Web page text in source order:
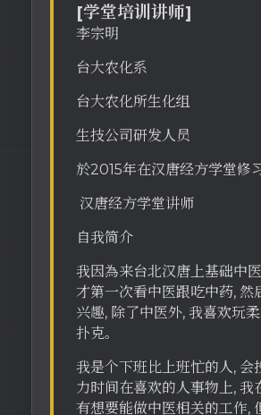
[学堂培训讲师]
李宗明
台大农化系
台大农化所生化组
生技公司研发人员
於2015年在汉唐经方学堂修
汉唐经方学堂讲师
自我简介
我因為来台北汉唐上基础中
才第一次看中医跟吃中药, 然
兴趣, 除了中医外, 我喜欢玩
扑克。
我是个下班比上班忙的人, 会
力时间在喜欢的人事物上, 我
有想要能做中医相关的工作,